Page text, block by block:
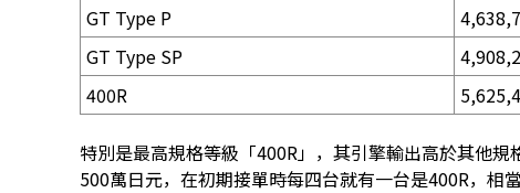
GT Type P
GT Type SP
400R
特別是最高規格等級「400R」，其引擎輸出高於其他
500萬日元，在初期接單時每四台就有一台是400R，相當